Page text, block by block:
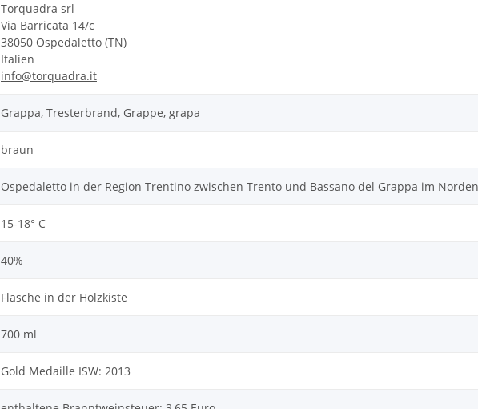
Torquadra srl
Via Barricata 14/c
38050 Ospedaletto (TN)
Italien
info@torquadra.it
Grappa, Tresterbrand, Grappe, grapa
braun
Ospedaletto in der Region Trentino zwischen Trento und Bassano del Grappa im
15-18° C
40%
Flasche in der Holzkiste
700 ml
Gold Medaille ISW: 2013